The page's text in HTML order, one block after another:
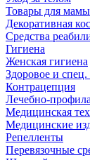
Товары для
Декоративная
Средства
Гигиена
Женская гигиена
Здоровое и
Контрацепция
Лечебно-
Медицинская
Медицинские
Репелленты
Перевязочные